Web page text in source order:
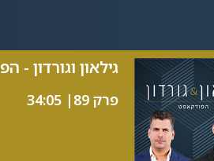
גילאון וגורדון -
פרק 89| 34:05